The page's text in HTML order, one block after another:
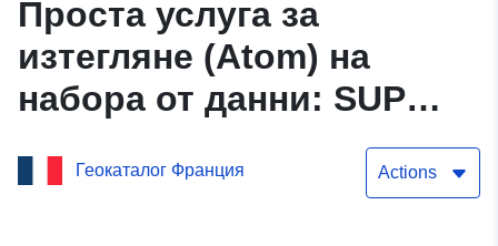
Проста услуга за
изтегляне (Atom) на
набора от данни: SUP
PT2 — Предпазна услуга
на центровете за
Геокаталог Франция Actions